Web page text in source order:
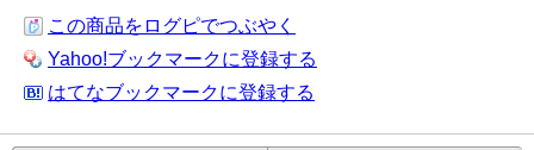
この商品をログピでつぶやく
Yahoo!ブックマークに登録する
はてなブックマークに登録する